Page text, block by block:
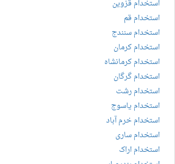
استخدام قزوین
استخدام قم
استخدام سنندج
استخدام کرمان
استخدام کرمانشاه
استخدام گرگان
استخدام رشت
استخدام یاسوج
استخدام خرم آباد
استخدام ساری
استخدام اراک